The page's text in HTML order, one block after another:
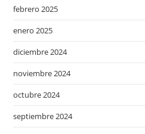
febrero 2025
enero 2025
diciembre 2024
noviembre 2024
octubre 2024
septiembre 2024